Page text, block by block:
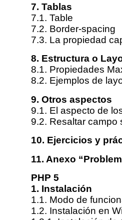
7. Tablas
7.1. Table
7.2. Border-spacing
7.3. La propiedad
8. Estructura o
8.1. Propiedades
8.2. Ejemplos de
9. Otros aspectos
9.1. El aspecto de
9.2. Resaltar
10. Ejercicios y
11. Anexo
PHP 5
1. Instalación
1.1. Modo de
1.2. Instalación en